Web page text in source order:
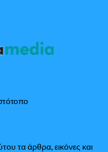
τα άρθρα, εικόνες και